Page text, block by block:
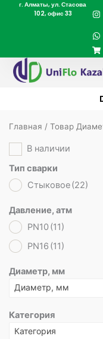
Перейтиг. Алматы, ул. Стасова
102, офис 33
Главная / Товар
В наличии
Тип сварки
Стыковое(22)
Давление, атм
PN10(11)
PN16 (11)
Диаметр, мм
Диаметр, мм
Категория
Категория